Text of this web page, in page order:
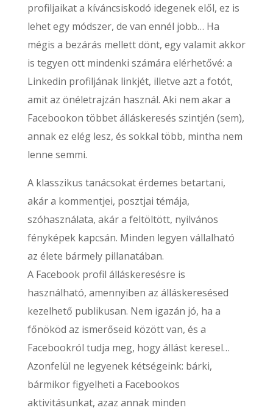
profiljaikat a kíváncsiskodó idegenek elől, ez is
lehet egy módszer, de van ennél jobb… Ha
mégis a bezárás mellett dönt, egy valamit akkor
is tegyen ott mindenki számára elérhetővé: a
Linkedin profiljának linkjét, illetve azt a fotót,
amit az önéletrajzán használ. Aki nem akar a
Facebookon többet álláskeresés szintjén (sem),
annak ez elég lesz, és sokkal több, mintha nem
lenne semmi.
A klasszikus tanácsokat érdemes betartani,
akár a kommentjei, posztjai témája,
szóhasználata, akár a feltöltött, nyilvános
fényképek kapcsán. Minden legyen vállalható
az élete bármely pillanatában.
A Facebook profil álláskeresésre is
használható, amennyiben az álláskeresésed
kezelhető publikusan. Nem igazán jó, ha a
főnököd az ismerőseid között van, és a
Facebookról tudja meg, hogy állást keresel…
Azonfelül ne legyenek kétségeink: bárki,
bármikor figyelheti a Facebookos
aktivitásunkat, azaz annak minden